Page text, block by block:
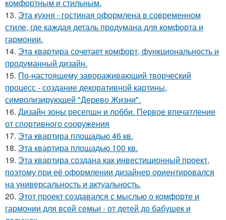
комфортным и стильным.
13. Эта кухня - гостиная оформлена в современном
стиле, где каждая деталь продумана для комфорта и
гармонии.
14. Эта квартира сочетает комфорт, функциональность и
продуманный дизайн.
15. По-настоящему завораживающий творческий
процесс - создание декоративной картины,
символизирующей "Дерево Жизни".
16. Дизайн зоны ресепшн и лобби. Первое впечатление
от спортивного сооружения
17. Эта квартира площадью 46 кв.
18. Эта квартира площадью 100 кв.
19. Эта квартира создана как инвестиционный проект,
поэтому при её оформлении дизайнер ориентировался
на универсальность и актуальность.
20. Этот проект создавался с мыслью о комфорте и
гармонии для всей семьи - от детей до бабушек и